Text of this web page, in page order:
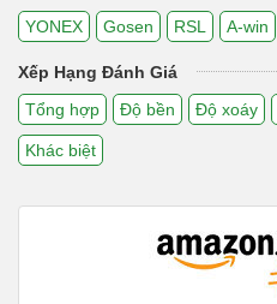
YONEX
Gosen RSL A-win
Xếp Hạng Đánh Giá
Tổng hợp
Độ bền Độ xoáy
Khác biệt